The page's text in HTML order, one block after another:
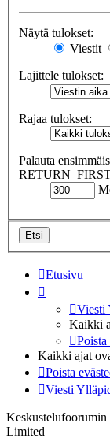
Näytä tulokset:
Viestit
Lajittele tulokset:
Rajaa tulokset:
Palauta
Etusivu
Viesti
Kaikki
Poista
Kaikki ajat
Poista
Viesti
Keskustelufoorumin
Limited